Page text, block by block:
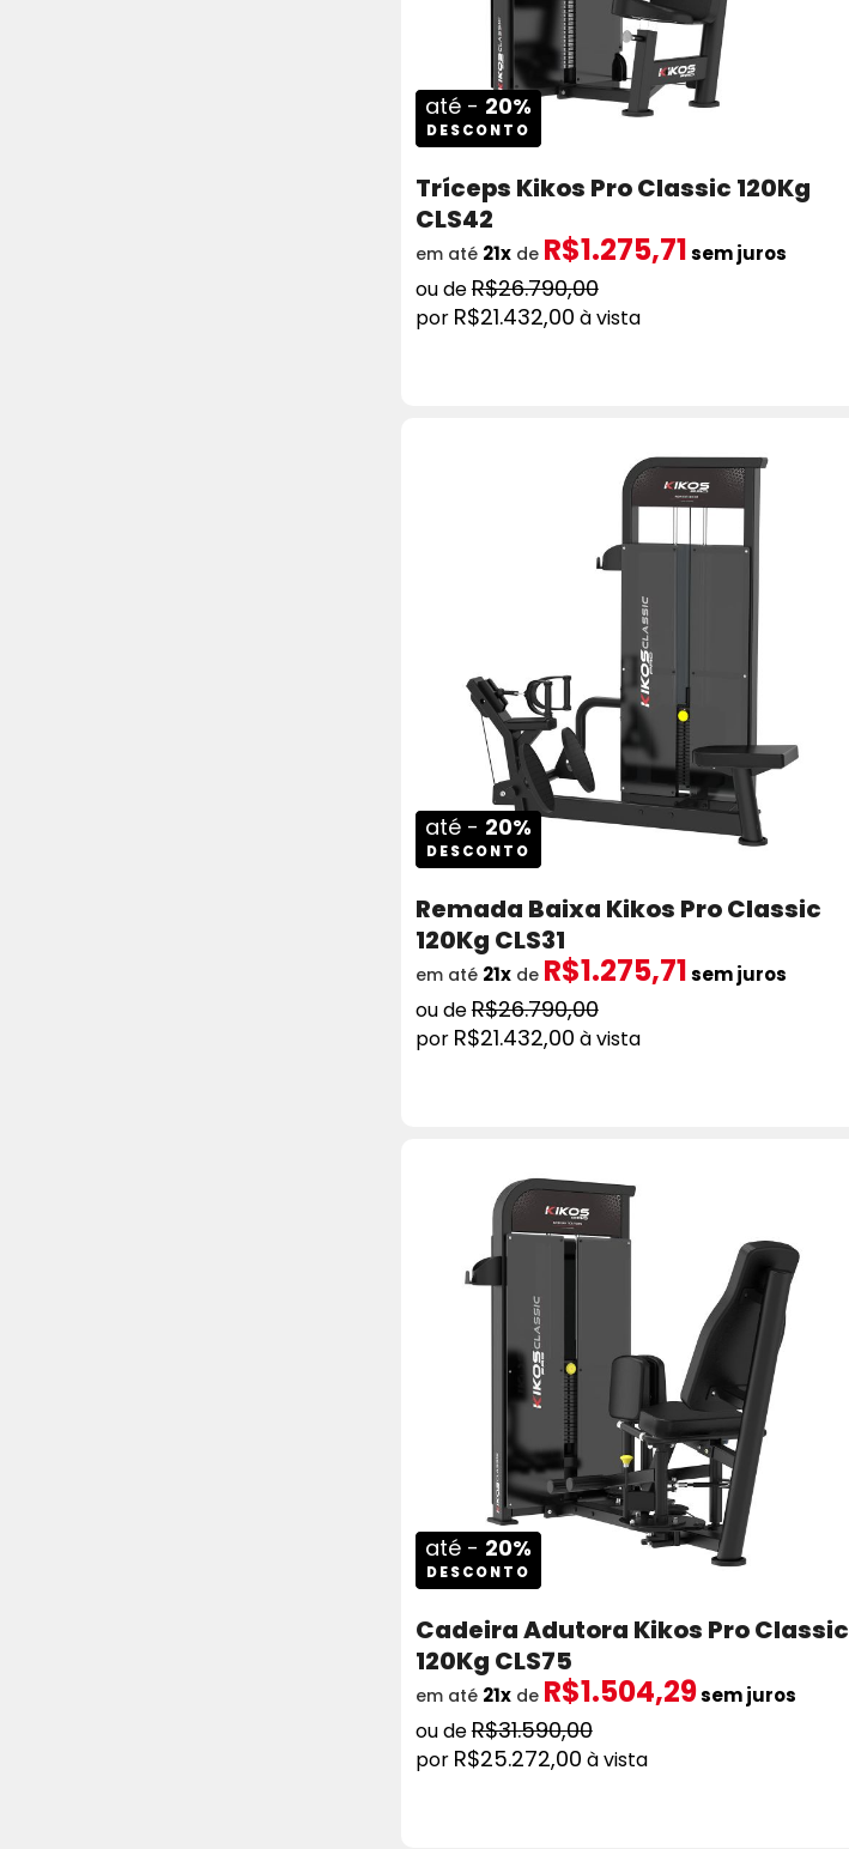
até - 20%
DESCONTO
Tríceps Kikos Pro Classic 120Kg
CLS42
R$26.790,00
R$21.432,00 à vista
em até 21xde R$1.275,71sem juros
até - 20%
DESCONTO
Remada Baixa Kikos Pro Classic
120Kg CLS31
R$26.790,00
R$21.432,00 à vista
em até 21xde R$1.275,71sem juros
até - 20%
DESCONTO
Cadeira Adutora Kikos Pro Classic
120Kg CLS75
R$31.590,00
R$25.272,00 à vista
em até 21xde R$1.504,29sem juros